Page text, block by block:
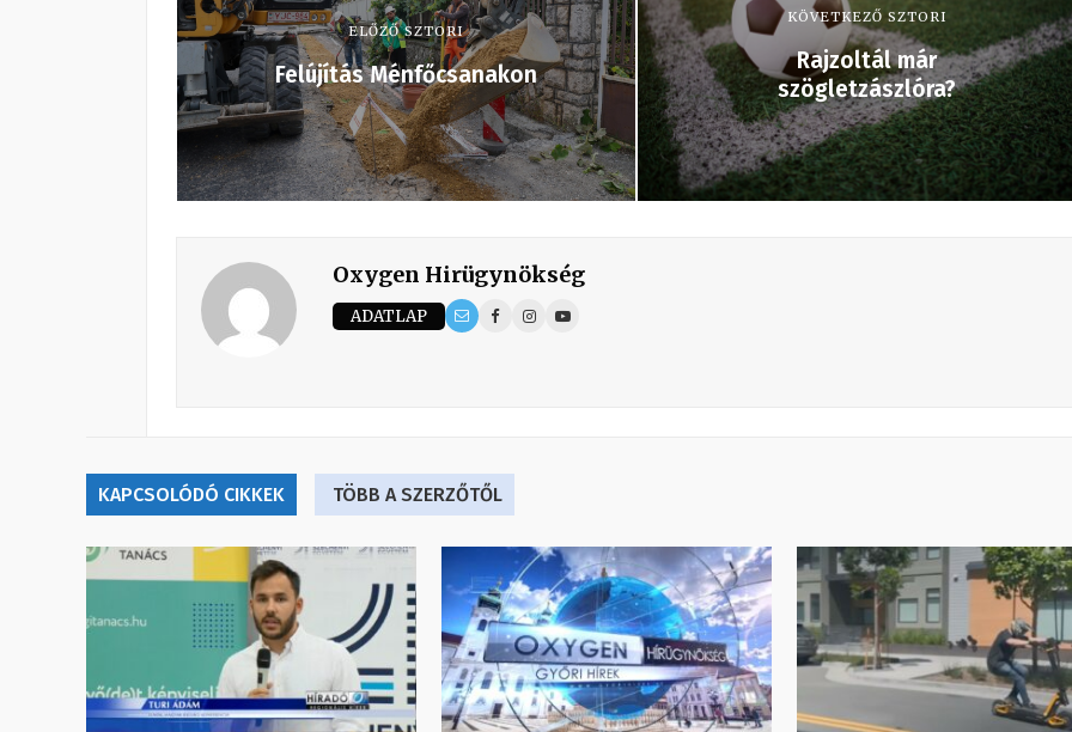
ELŐZŐ SZTORI
Felújítás Ménfőcsanakon
KÖVETKEZŐ SZTORI
Rajzoltál már
szögletzászlóra?
Oxygen Hirügynökség
ADATLAP
KAPCSOLÓDÓ CIKKEK TÖBB A SZERZŐTŐL